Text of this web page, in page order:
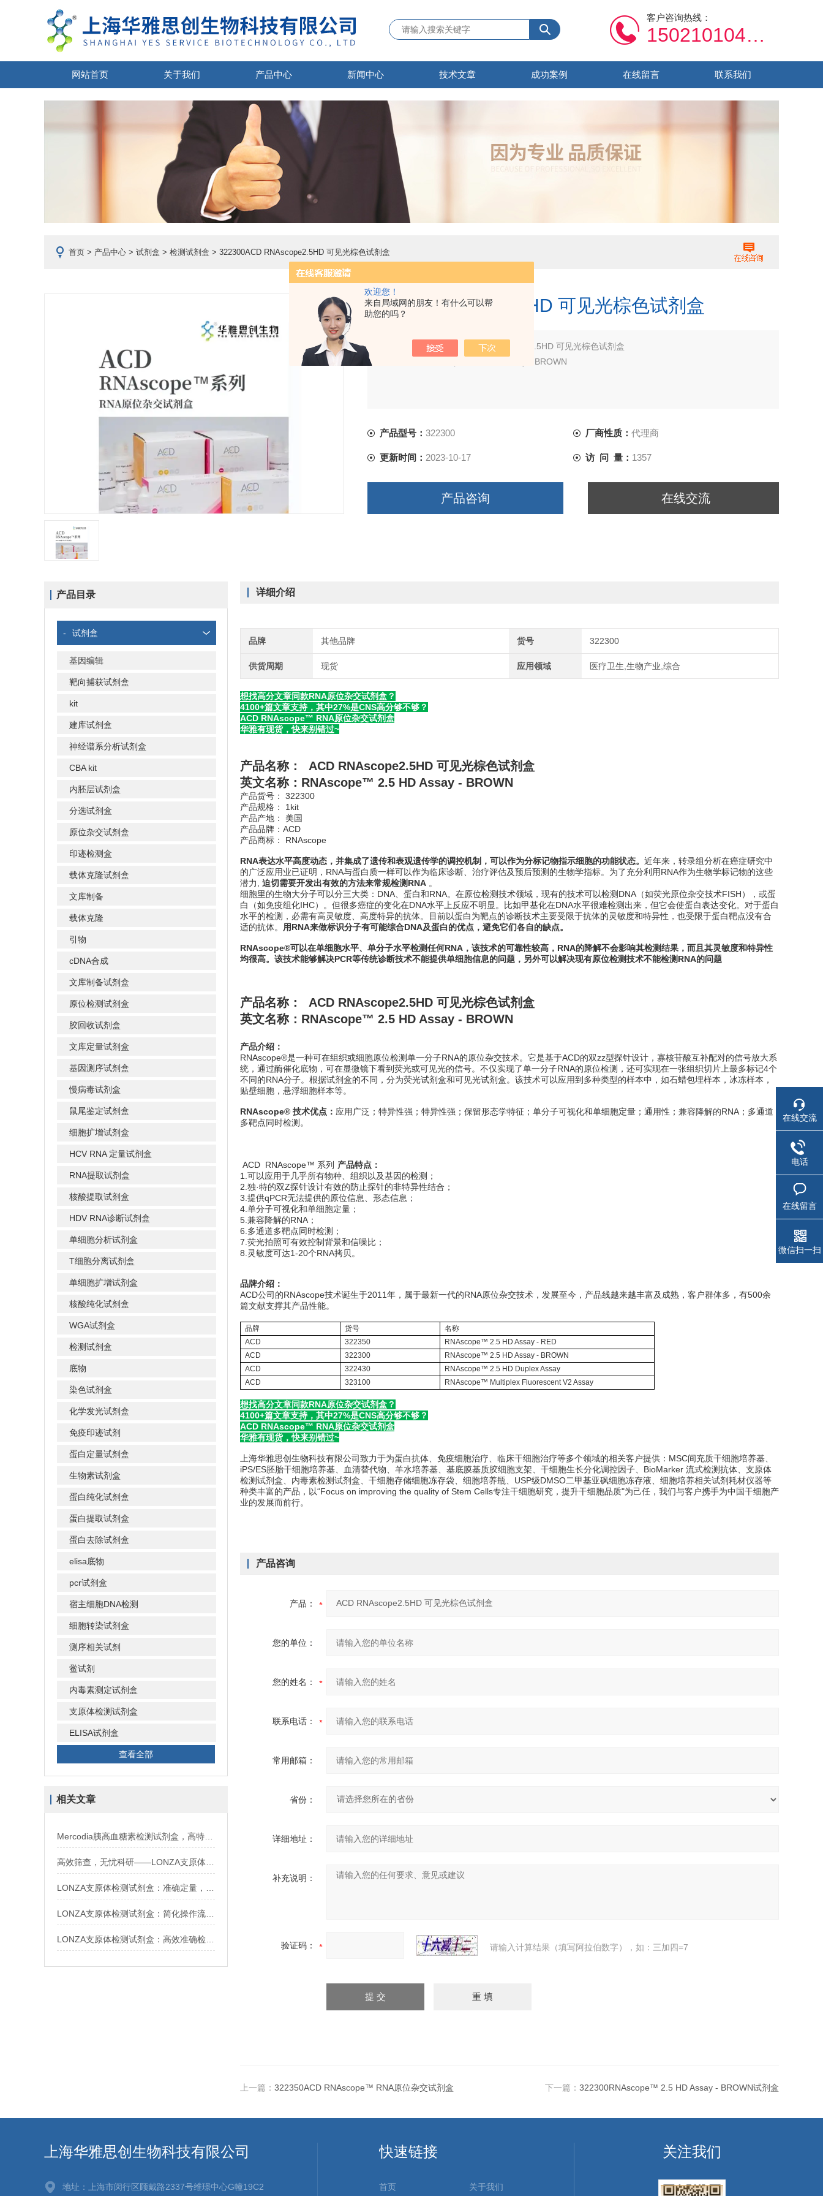
欢迎您！
来自局域网的朋友！有什么可以帮
助您的吗？
客户咨询热线：
15021010459
网站首页 关于我们 产品中心 新闻中心 技术文章 成功案例 在线留言 联系我们
首页 > 产品中心 > 试剂盒 > 检测试剂盒 > 322300ACD RNAscope2.5HD 可见光棕色试剂盒
ACD RNAscope2.5HD 可见光棕色试剂盒
产品名称： ACD RNAscope2.5HD 可见光棕色试剂盒
英文名称：RNAscope™ 2.5 HD Assay - BROWN
产品型号： 322300 厂商性质： 代理商
更新时间： 2023-10-17 访 问 量： 1357
产品咨询 在线交流
产品目录
- 试剂盒
基因编辑
靶向捕获试剂盒
kit
建库试剂盒
神经谱系分析试剂盒
CBA kit
内胚层试剂盒
分选试剂盒
原位杂交试剂盒
印迹检测盒
载体克隆试剂盒
文库制备
载体克隆
引物
cDNA合成
文库制备试剂盒
原位检测试剂盒
胶回收试剂盒
文库定量试剂盒
基因测序试剂盒
慢病毒试剂盒
鼠尾鉴定试剂盒
细胞扩增试剂盒
HCV RNA 定量试剂盒
RNA提取试剂盒
核酸提取试剂盒
HDV RNA诊断试剂盒
单细胞分析试剂盒
T细胞分离试剂盒
单细胞扩增试剂盒
核酸纯化试剂盒
WGA试剂盒
检测试剂盒
底物
染色试剂盒
化学发光试剂盒
免疫印迹试剂
蛋白定量试剂盒
生物素试剂盒
蛋白纯化试剂盒
蛋白提取试剂盒
蛋白去除试剂盒
elisa底物
pcr试剂盒
宿主细胞DNA检测
细胞转染试剂盒
测序相关试剂
鲎试剂
内毒素测定试剂盒
支原体检测试剂盒
ELISA试剂盒
查看全部
相关文章
详细介绍
品牌 其他品牌 货号 322300
供货周期 现货 应用领域 医疗卫生,生物产业,综合
想找高分文章同款RNA原位杂交试剂盒？
4100+篇文章支持，其中27%是CNS高分够不够？
ACD RNAscope™ RNA原位杂交试剂盒
华雅有现货，快来别错过~
产品名称： ACD RNAscope2.5HD 可见光棕色试剂盒
英文名称：RNAscope™ 2.5 HD Assay - BROWN
产品货号： 322300
产品规格： 1kit
产品产地： 美国
产品品牌：ACD
产品商标： RNAscope
RNA表达水平高度动态，并集成了遗传和表观遗传学的调控机制，可以作为分标记物指示细胞的功能状态。 近年来，转录组分析在癌症研究中
的广泛应用业已证明，RNA与蛋白质一样可以作为临床诊断、治疗评估及预后预测的生物学指标。为了充分利用RNA作为生物学标记物的这些
潜力, 迫切需要开发出有效的方法来常规检测RNA 。
细胞里的生物大分子可以分三大类：DNA、蛋白和RNA。在原位检测技术领域，现有的技术可以检测DNA（如荧光原位杂交技术FISH），或蛋
白（如免疫组化IHC）。但很多癌症的变化在DNA水平上反应不明显。比如甲基化在DNA水平很难检测出来，但它会使蛋白表达变化。对于蛋白
水平的检测，必需有高灵敏度、高度特异的抗体。目前以蛋白为靶点的诊断技术主要受限于抗体的灵敏度和特异性，也受限于蛋白靶点没有合
适的抗体。 用RNA来做标识分子有可能综合DNA及蛋白的优点，避免它们各自的缺点。
RNAscope®可以在单细胞水平、单分子水平检测任何RNA，该技术的可靠性较高，RNA的降解不会影响其检测结果，而且其灵敏度和特异性
均很高。该技术能够解决PCR等传统诊断技术不能提供单细胞信息的问题，另外可以解决现有原位检测技术不能检测RNA的问题
产品名称： ACD RNAscope2.5HD 可见光棕色试剂盒
英文名称：RNAscope™ 2.5 HD Assay - BROWN
产品介绍：
RNAscope®是一种可在组织或细胞原位检测单一分子RNA的原位杂交技术。它是基于ACD的双zz型探针设计，寡核苷酸互补配对的信号放大系
统，通过酶催化底物，可在显微镜下看到荧光或可见光的信号。不仅实现了单一分子RNA的原位检测，还可实现在一张组织切片上最多标记4个
不同的RNA分子。根据试剂盒的不同，分为荧光试剂盒和可见光试剂盒。该技术可以应用到多种类型的样本中，如石蜡包埋样本，冰冻样本，
贴壁细胞，悬浮细胞样本等。
RNAscope® 技术优点： 应用广泛；特异性强；特异性强；保留形态学特征；单分子可视化和单细胞定量；通用性；兼容降解的RNA；多通道
多靶点同时检测。
ACD RNAscope™ 系列 产品特点：
1.可以应用于几乎所有物种、组织以及基因的检测；
2.独·特的双Z探针设计有效的防止探针的非特异性结合；
3.提供qPCR无法提供的原位信息、形态信息；
4.单分子可视化和单细胞定量；
5.兼容降解的RNA；
6.多通道多靶点同时检测；
7.荧光拍照可有效控制背景和信噪比；
8.灵敏度可达1-20个RNA拷贝。
品牌介绍：
ACD公司的RNAscope技术诞生于2011年，属于最新一代的RNA原位杂交技术，发展至今，产品线越来越丰富及成熟，客户群体多，有500余
篇文献支撑其产品性能。
品牌 货号
名称
ACD
322350
RNAscope™ 2.5 HD Assay - RED
ACD
322300
RNAscope™ 2.5 HD Assay - BROWN
ACD
322430
RNAscope™ 2.5 HD Duplex Assay
ACD
323100 RNAscope™ Multiplex Fluorescent V2 Assay
想找高分文章同款RNA原位杂交试剂盒？
4100+篇文章支持，其中27%是CNS高分够不够？
ACD RNAscope™ RNA原位杂交试剂盒
华雅有现货，快来别错过~
上海华雅思创生物科技有限公司致力于为蛋白抗体、免疫细胞治疗、临床干细胞治疗等多个领域的相关客户提供：MSC间充质干细胞培养基、
iPS/ES胚胎干细胞培养基、血清替代物、羊水培养基、基底膜基质胶细胞支架、干细胞生长分化调控因子、BioMarker 流式检测抗体、支原体
检测试剂盒、内毒素检测试剂盒、干细胞存储细胞冻存袋、细胞培养瓶、USP级DMSO二甲基亚砜细胞冻存液、细胞培养相关试剂耗材仪器等
种类丰富的产品，以“Focus on improving the quality of Stem Cells专注干细胞研究，提升干细胞品质"为己任，我们与客户携手为中国干细胞产
业的发展而前行。
产品咨询
产品：
您的单位：
您的姓名：
联系电话：
常用邮箱：
省份：
详细地址：
补充说明：
验证码： 请输入计算结果（填写阿拉伯数字），如：三加四=7
上一篇： 322350ACD RNAscope™ RNA原位杂交试剂盒 下一篇： 322300RNAscope™ 2.5 HD Assay - BROWN试剂盒
上海华雅思创生物科技有限公司
地址：上海市闵行区顾戴路2337号维璟中心G幢19C2
快速链接
首页 关于我们
关注我们
在线交流
电话
在线留言
微信扫一扫